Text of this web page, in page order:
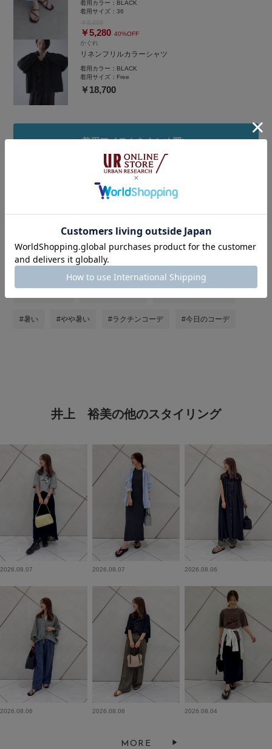
着用カラー： BLACK
着用サイズ：36
￥5,280 40%OFF
かぐれ
リネンフリルカラーシャツ
着用カラー： BLACK
着用サイズ： Free
￥18,700
着用アイテムをまとめ買い
#シンプルコーデ #シンプル #大人カジュアル
#オトナカジュアル #st2606 #サンダル #夏コーデ
#暑い #やや暑い #ラクチンコーデ #今日のコーデ
井上 裕美の他のスタイリング
2026.08.07 2026.08.07 2026.08.06
2026.08.06 2026.08.06 2026.08.04
MORE